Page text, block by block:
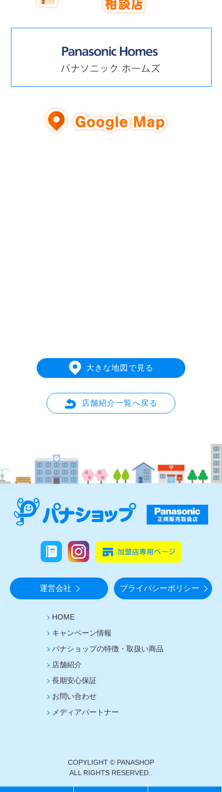
大きな地図で見る
店舗紹介一覧へ戻る
運営会社 プライバシーポリシー
HOME
キャンペーン情報
パナショップの特徴・取扱い商品
店舗紹介
長期安心保証
お問い合わせ
メディアパートナー
COPYLIGHT © PANASHOP
ALL RIGHTS RESERVED..